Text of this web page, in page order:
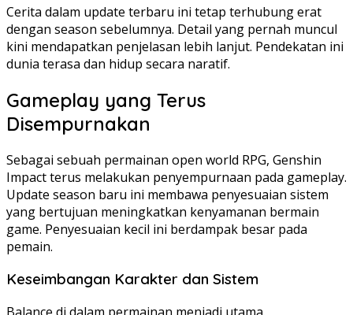
Cerita dalam update terbaru ini tetap terhubung erat
dengan season sebelumnya. Detail yang pernah muncul
kini mendapatkan penjelasan lebih lanjut. Pendekatan ini
dunia terasa dan hidup secara naratif.
Gameplay yang Terus
Disempurnakan
Sebagai sebuah permainan open world RPG, Genshin
Impact terus melakukan penyempurnaan pada gameplay.
Update season baru ini membawa penyesuaian sistem
yang bertujuan meningkatkan kenyamanan bermain
game. Penyesuaian kecil ini berdampak besar pada
pemain.
Keseimbangan Karakter dan Sistem